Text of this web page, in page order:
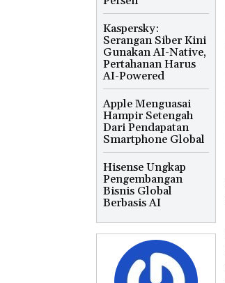
Kaspersky:
Serangan Siber Kini
Gunakan AI-Native,
Pertahanan Harus
AI-Powered
Apple Menguasai
Hampir Setengah
Dari Pendapatan
Smartphone Global
Hisense Ungkap
Pengembangan
Bisnis Global
Berbasis AI